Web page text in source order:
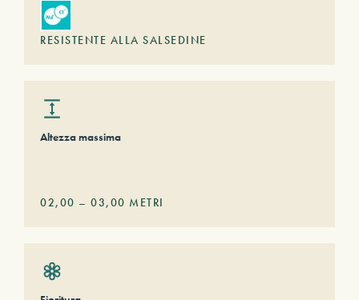
RESISTENTE ALLA SALSEDINE
Altezza massima
02,00 – 03,00 METRI